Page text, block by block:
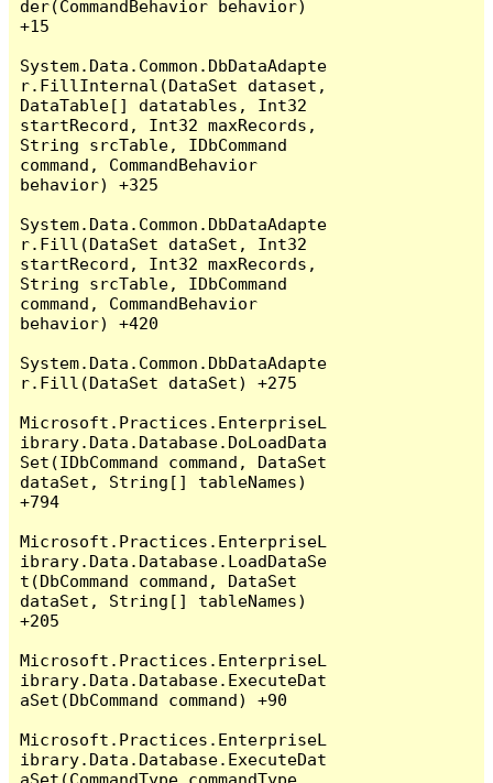
der(CommandBehavior behavior)
+15
System.Data.Common.DbDataAdapte
r.FillInternal(DataSet dataset,
DataTable[] datatables, Int32
startRecord, Int32 maxRecords,
String srcTable, IDbCommand
command, CommandBehavior
behavior) +325
System.Data.Common.DbDataAdapte
r.Fill(DataSet dataSet, Int32
startRecord, Int32 maxRecords,
String srcTable, IDbCommand
command, CommandBehavior
behavior) +420
System.Data.Common.DbDataAdapte
r.Fill(DataSet dataSet) +275
Microsoft.Practices.EnterpriseL
ibrary.Data.Database.DoLoadData
Set(IDbCommand command, DataSet
dataSet, String[] tableNames)
+794
Microsoft.Practices.EnterpriseL
ibrary.Data.Database.LoadDataSe
t(DbCommand command, DataSet
dataSet, String[] tableNames)
+205
Microsoft.Practices.EnterpriseL
ibrary.Data.Database.ExecuteDat
aSet(DbCommand command) +90
Microsoft.Practices.EnterpriseL
ibrary.Data.Database.ExecuteDat
aSet(CommandType commandType,